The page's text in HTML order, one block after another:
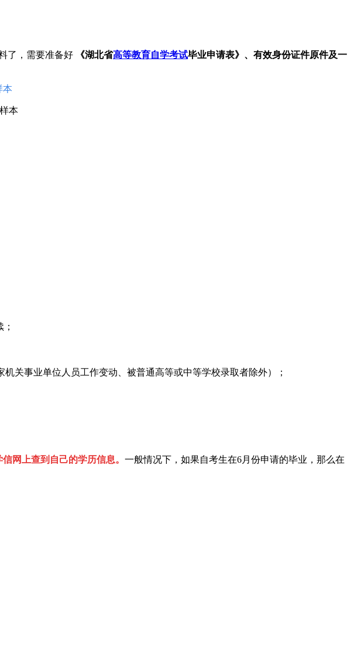
了，需要准备好 《湖北省高等教育自学考试毕业申请表》、有效身份证件原件及一
本
关事业单位人员工作变动、被普通高等或中等学校录取者除外）；
网上查到自己的学历信息。 一般情况下，如果自考生在6月份申请的毕业，那么在